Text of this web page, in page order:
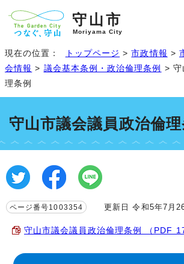
守山市
Moriyama City
現在の位置： トップページ >市政情報 >
会情報 > 議会基本条例・政治倫理条例
> 守
理条例
守山市議会議員政治倫
ページ番号1003354 更新日 令和5年7月
守山市議会議員政治倫理条例 （PDF